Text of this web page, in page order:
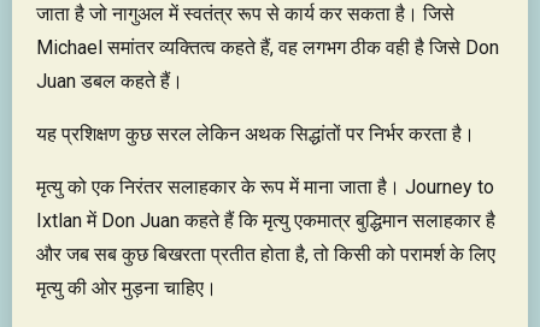
जाता है जो नागुअल में स्वतंत्र रूप से कार्य कर सकता है। जिसे
Michael समांतर व्यक्तित्व कहते हैं, वह लगभग ठीक वही है जिसे Don
Juan डबल कहते हैं।
यह प्रशिक्षण कुछ सरल लेकिन अथक सिद्धांतों पर निर्भर करता है।
मृत्यु को एक निरंतर सलाहकार के रूप में माना जाता है। Journey to
Ixtlan में Don Juan कहते हैं कि मृत्यु एकमात्र बुद्धिमान सलाहकार है
और जब सब कुछ बिखरता प्रतीत होता है, तो किसी को परामर्श के लिए
मृत्यु की ओर मुड़ना चाहिए।